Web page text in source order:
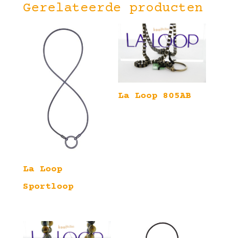
Gerelateerde producten
La Loop
Sportloop
La Loop 805AB